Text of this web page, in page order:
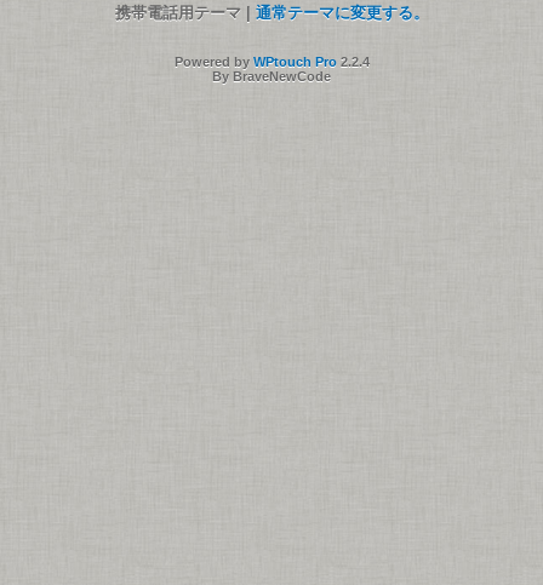
携帯電話用テーマ | 通常テーマに変更する。
Powered by WPtouch Pro2.2.4
By BraveNewCode